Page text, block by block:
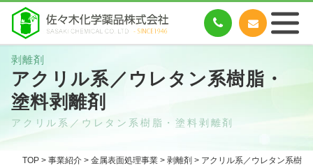
アクリル系／ウレタン系樹脂・
塗料剥離剤
アクリル系／ウレタン系樹脂・塗料剥離剤
TOP > 事業紹介 > 金属表面処理事業 > 剥離剤 > アクリル系／ウレタン系樹
剥離剤